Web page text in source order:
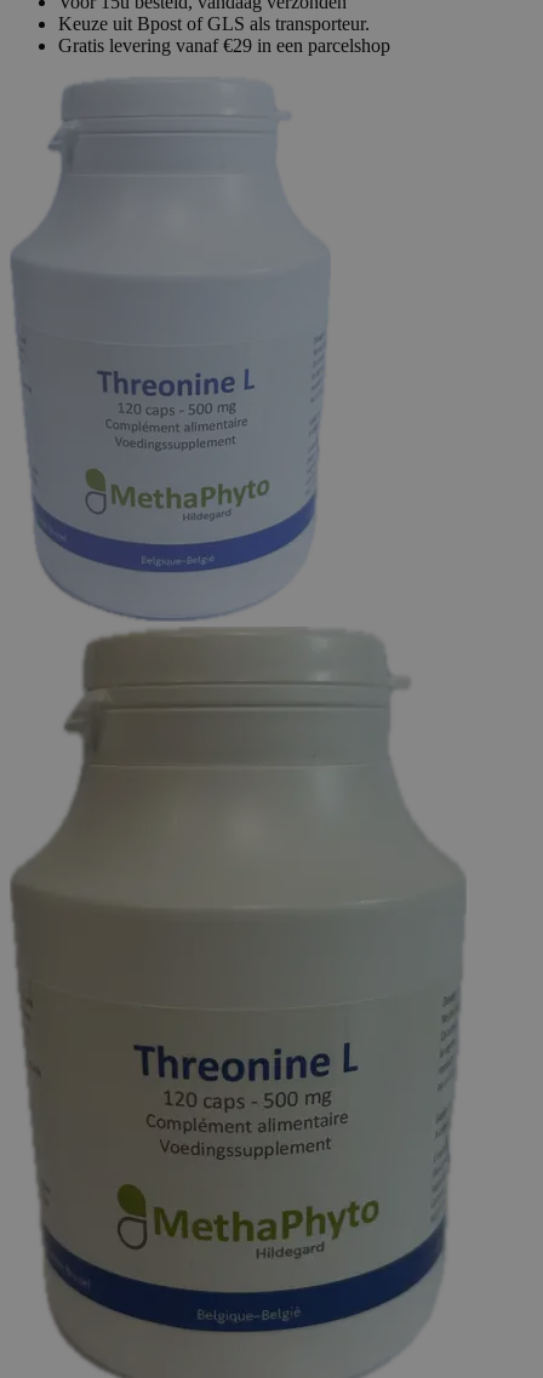
Keuze uit Bpost of GLS als transporteur.
Gratis levering vanaf €29 in een parcelshop